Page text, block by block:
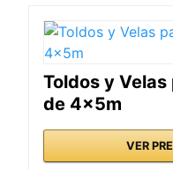
Toldos y
de 4x5m
VER